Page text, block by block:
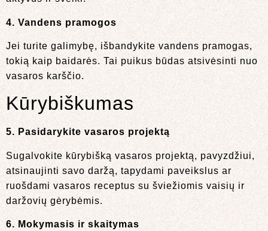
4. Vandens pramogos
Jei turite galimybę, išbandykite vandens pramogas,
tokią kaip baidarės. Tai puikus būdas atsivėsinti nuo
vasaros karščio.
Kūrybiškumas
5. Pasidarykite vasaros projektą
Sugalvokite kūrybišką vasaros projektą, pavyzdžiui,
atsinaujinti savo daržą, tapydami paveikslus ar
ruošdami vasaros receptus su šviežiomis vaisių ir
daržovių gėrybėmis.
6. Mokymasis ir skaitymas